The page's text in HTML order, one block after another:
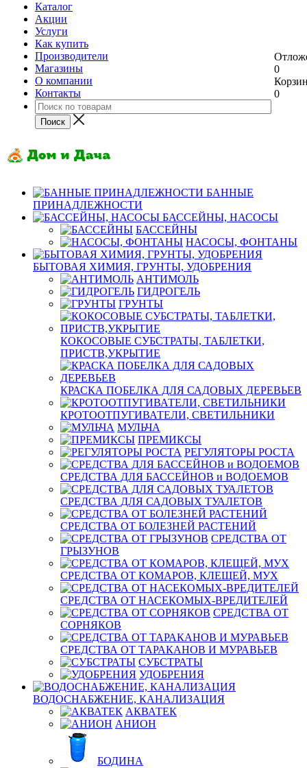
Каталог
Акции
Услуги
Как купить
Производители
Магазины
О компании
Контакты
0
0
БАННЫЕ
ПРИНАДЛЕЖНОСТИ
БАССЕЙНЫ, НАСОСЫ
БАССЕЙНЫ
НАСОСЫ, ФОНТАНЫ
БЫТОВАЯ ХИМИЯ, ГРУНТЫ, УДОБРЕНИЯ
АНТИМОЛЬ
ГИДРОГЕЛЬ
ГРУНТЫ
КОКОСОВЫЕ СУБСТРАТЫ, ТАБЛЕТКИ,
ПРИСТВ,УКРЫТИЕ
КРАСКА ПОБЕЛКА ДЛЯ САДОВЫХ ДЕРЕВЬЕВ
КРОТООТПУГИВАТЕЛИ, СВЕТИЛЬНИКИ
МУЛЬЧА
ПРЕМИКСЫ
РЕГУЛЯТОРЫ РОСТА
СРЕДСТВА ДЛЯ БАССЕЙНОВ и ВОДОЕМОВ
СРЕДСТВА ДЛЯ САДОВЫХ ТУАЛЕТОВ
СРЕДСТВА ОТ БОЛЕЗНЕЙ РАСТЕНИЙ
СРЕДСТВА ОТ
ГРЫЗУНОВ
СРЕДСТВА ОТ КОМАРОВ, КЛЕЩЕЙ, МУХ
СРЕДСТВА ОТ НАСЕКОМЫХ-ВРЕДИТЕЛЕЙ
СРЕДСТВА ОТ
СОРНЯКОВ
СРЕДСТВА ОТ ТАРАКАНОВ И МУРАВЬЕВ
СУБСТРАТЫ
УДОБРЕНИЯ
ВОДОСНАБЖЕНИЕ, КАНАЛИЗАЦИЯ
АКВАТЕК
АНИОН
БОДИНА